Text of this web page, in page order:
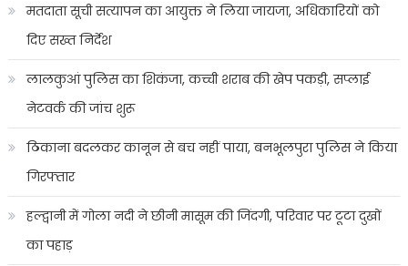
मतदाता सूची सत्यापन का आयुक्त ने लिया जायजा, अधिकारियों को
दिए सख्त निर्देश
लालकुआं पुलिस का शिकंजा, कच्ची शराब की खेप पकड़ी, सप्लाई
नेटवर्क की जांच शुरू
ठिकाना बदलकर कानून से बच नहीं पाया, बनभूलपुरा पुलिस ने किया
गिरफ्तार
हल्द्वानी में गोला नदी ने छीनी मासूम की जिंदगी, परिवार पर टूटा दुखों
का पहाड़